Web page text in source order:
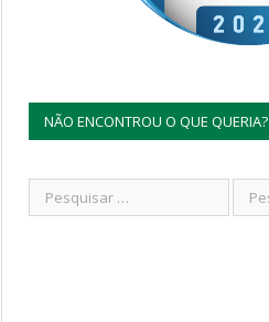
NÃO ENCONTROU O QUE QUERIA?